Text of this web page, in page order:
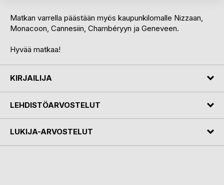
Matkan varrella päästään myös kaupunkilomalle Nizzaan,
Monacoon, Cannesiin, Chambéryyn ja Geneveen.
Hyvää matkaa!
KIRJAILIJA
LEHDISTÖARVOSTELUT
LUKIJA-ARVOSTELUT